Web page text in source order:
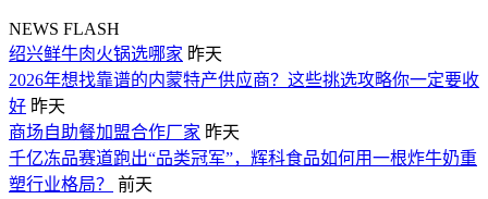
NEWS FLASH
绍兴鲜牛肉火锅选哪家 昨天
2026年想找靠谱的内蒙特产供应商？这些挑选攻略你一定要收
好 昨天
商场自助餐加盟合作厂家 昨天
千亿冻品赛道跑出“品类冠军”，辉科食品如何用一根炸牛奶重
塑行业格局？
前天